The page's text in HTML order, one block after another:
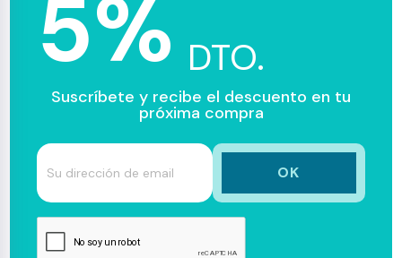
5% DTO.
Suscríbete y recibe el descuento en tu
próxima compra